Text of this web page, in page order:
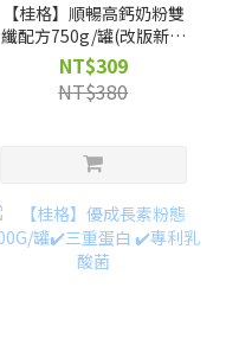
【桂格】順暢高鈣奶粉雙
纖配方750g/罐(改版新舊
包裝隨機出貨)
NT$309
NT$380